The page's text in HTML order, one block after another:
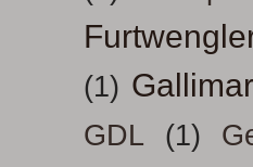
(1)
GDL (1)